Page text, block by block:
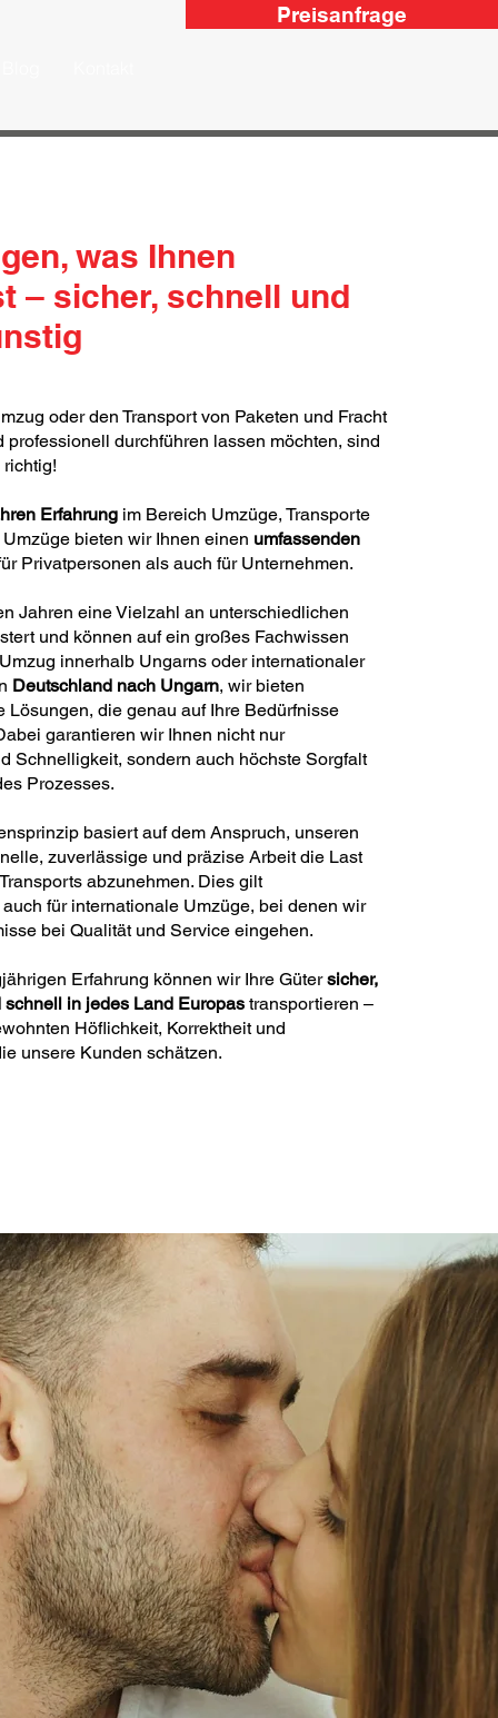
Preisanfrage
was Ihnen
– sicher, schnell und
oder den Transport von Paketen und Fracht
professionell durchführen lassen möchten, sind
Erfahrung im Bereich Umzüge, Transporte
bieten wir Ihnen einen umfassenden
Privatpersonen als auch für Unternehmen.
Jahren eine Vielzahl an unterschiedlichen
und können auf ein großes Fachwissen
innerhalb Ungarns oder internationaler
Deutschland nach Ungarn, wir bieten
Lösungen, die genau auf Ihre Bedürfnisse
garantieren wir Ihnen nicht nur
Schnelligkeit, sondern auch höchste Sorgfalt
Prozesses.
basiert auf dem Anspruch, unseren
zuverlässige und präzise Arbeit die Last
abzunehmen. Dies gilt
für internationale Umzüge, bei denen wir
bei Qualität und Service eingehen.
Erfahrung können wir Ihre Gütersicher,
in jedes Land Europas transportieren –
Höflichkeit, Korrektheit und
unsere Kunden schätzen.